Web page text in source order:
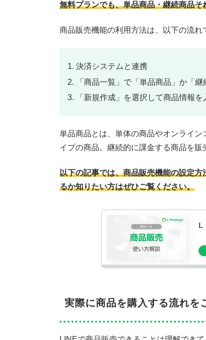
無料プランでも、単品商品・継続商品
商品販売機能の利用方法は、以下の流れ
決済システムと連携
「商品一覧」で「単品商品」か「
「新規作成」を選択して商品情報を
単品商品とは、単体の商品やオンライ
イプの商品。継続的に課金する商品を販
以下の記事では、商品販売機能の設定
るか知りたい方はぜひご覧ください。
L
実際に商品を購入する流れを